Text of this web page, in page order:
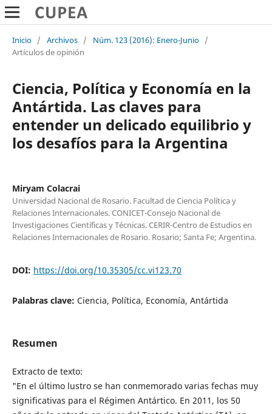
Inicio / Archivos / Núm. 123 (2016): Enero-Junio /
Artículos de opinión
Ciencia, Política y Economía en la
Antártida. Las claves para
entender un delicado equilibrio y
los desafíos para la Argentina
Miryam Colacrai
Universidad Nacional de Rosario. Facultad de Ciencia Política y
Relaciones Internacionales. CONICET-Consejo Nacional de
Investigaciones Científicas y Técnicas. CERIR-Centro de Estudios en
Relaciones Internacionales de Rosario. Rosario; Santa Fe; Argentina.
DOI: https://doi.org/10.35305/cc.vi123.70
Palabras clave: Ciencia, Política, Economía, Antártida
Resumen
Extracto de texto:
"En el último lustro se han conmemorado varias fechas muy
significativas para el Régimen Antártico. En 2011, los 50